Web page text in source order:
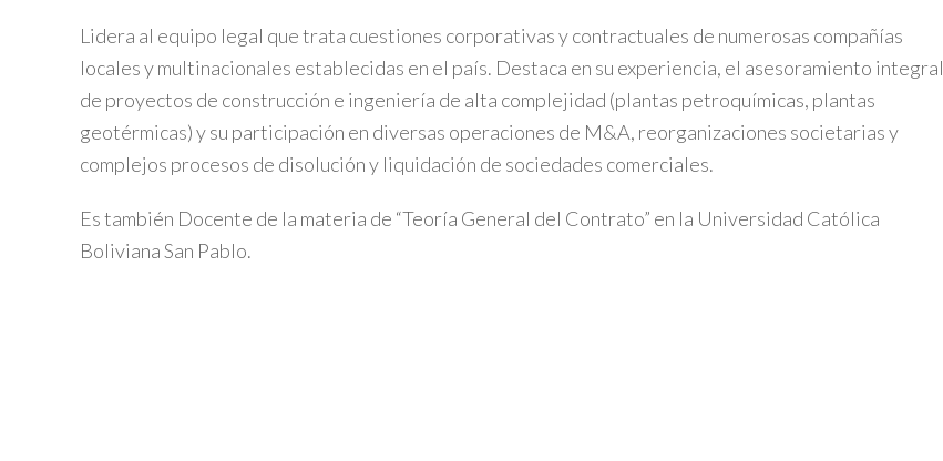
Lidera al equipo legal que trata cuestiones corporativas y contractuales de numerosas compañías
locales y multinacionales establecidas en el país. Destaca en su experiencia, el asesoramiento integral
de proyectos de construcción e ingeniería de alta complejidad (plantas petroquímicas, plantas
geotérmicas) y su participación en diversas operaciones de M&A, reorganizaciones societarias y
complejos procesos de disolución y liquidación de sociedades comerciales.
Es también Docente de la materia de “Teoría General del Contrato” en la Universidad Católica
Boliviana San Pablo.